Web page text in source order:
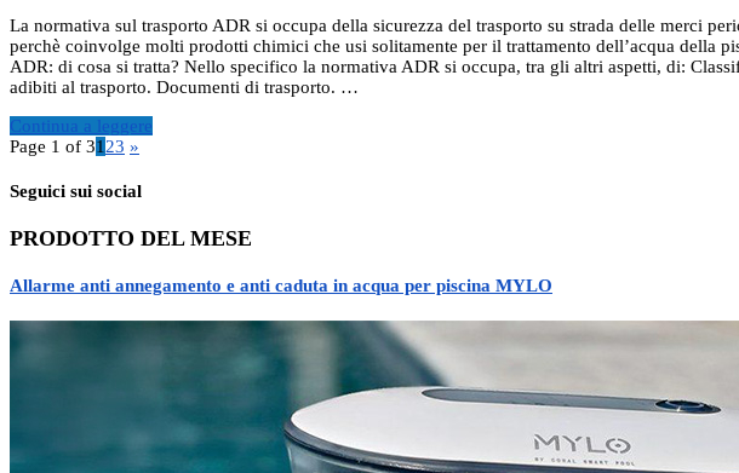
La normativa sul trasporto ADR si occupa della sicurezza del trasporto su strada delle merci
perchè coinvolge molti prodotti chimici che usi solitamente per il trattamento dell’acqua della
ADR: di cosa si tratta? Nello specifico la normativa ADR si occupa, tra gli altri aspetti, di:
adibiti al trasporto. Documenti di trasporto. …
Continua a leggere
Page 1 of 31 23 »
Seguici sui social
PRODOTTO DEL MESE
Allarme anti annegamento e anti caduta in acqua per piscina MYLO